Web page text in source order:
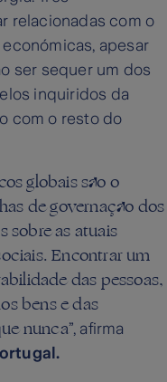
relacionadas com o
apesar
ser sequer um dos
inquiridos da
com o resto do
globais são o
de governação dos
sobre as atuais
Encontrar um
das pessoas,
bens e das
nunca”, afirma